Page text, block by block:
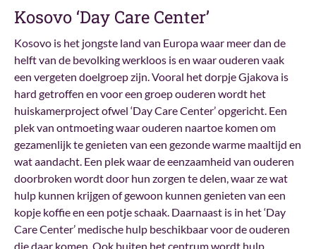
Kosovo ‘Day Care Center’
Kosovo is het jongste land van Europa waar meer dan de
helft van de bevolking werkloos is en waar ouderen vaak
een vergeten doelgroep zijn. Vooral het dorpje Gjakova is
hard getroffen en voor een groep ouderen wordt het
huiskamerproject ofwel ‘Day Care Center’ opgericht. Een
plek van ontmoeting waar ouderen naartoe komen om
gezamenlijk te genieten van een gezonde warme maaltijd en
wat aandacht. Een plek waar de eenzaamheid van ouderen
doorbroken wordt door hun zorgen te delen, waar ze wat
hulp kunnen krijgen of gewoon kunnen genieten van een
kopje koffie en een potje schaak. Daarnaast is in het ‘Day
Care Center’ medische hulp beschikbaar voor de ouderen
die daar komen. Ook buiten het centrum wordt hulp